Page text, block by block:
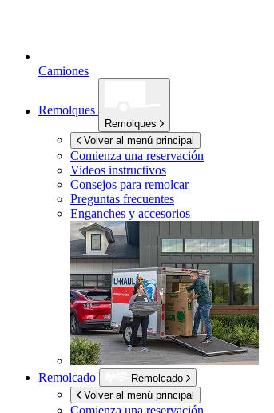
Camiones
Remolques
Remolques
Volver al menú principal
Comienza una reservación
Videos instructivos
Consejos para remolcar
Preguntas frecuentes
Enganches y accesorios
Remolcado
Remolcado
Volver al menú principal
Comienza una reservación